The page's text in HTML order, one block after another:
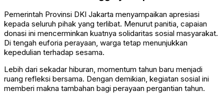
Pemerintah Provinsi DKI Jakarta menyampaikan apresiasi
kepada seluruh pihak yang terlibat. Menurut panitia, capaian
donasi ini mencerminkan kuatnya solidaritas sosial masyarakat.
Di tengah euforia perayaan, warga tetap menunjukkan
kepedulian terhadap sesama.
Lebih dari sekadar hiburan, momentum tahun baru menjadi
ruang refleksi bersama. Dengan demikian, kegiatan sosial ini
memberi makna tambahan bagi perayaan pergantian tahun.